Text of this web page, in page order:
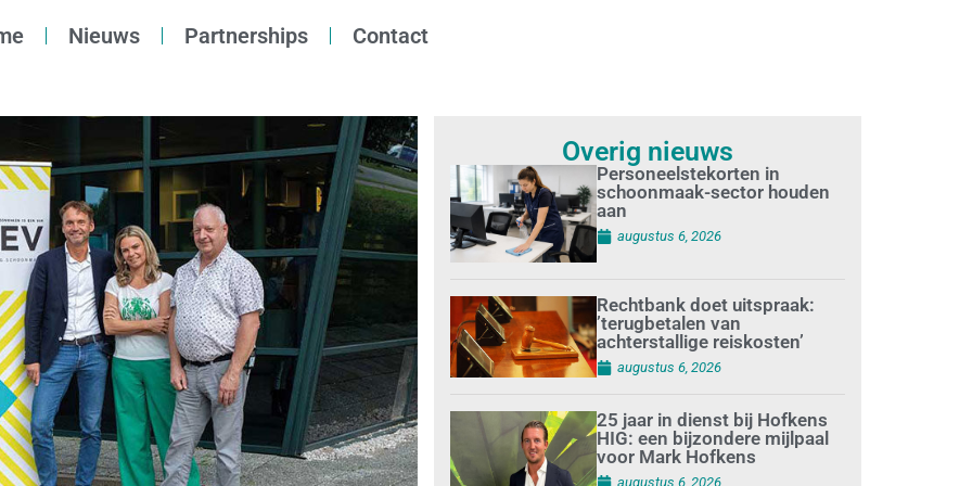
Nieuws Partnerships Contact
Overig nieuws
Personeelstekorten in
schoonmaak-sector houden
aan
augustus 6, 2026
Rechtbank doet uitspraak:
’terugbetalen van
achterstallige reiskosten’
augustus 6, 2026
25 jaar in dienst bij Hofkens
HIG: een bijzondere mijlpaal
voor Mark Hofkens
augustus 6, 2026